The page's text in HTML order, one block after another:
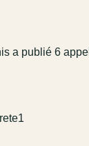
a publié 6 appel
1